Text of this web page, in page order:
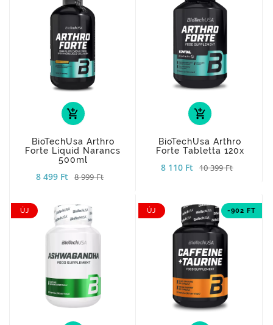
add_shopping_cart
BioTechUsa Arthro
Forte Liquid Narancs
500ml
8 499 Ft 8 999 Ft
add_shopping_cart
BioTechUsa Arthro
Forte Tabletta 120x
8 110 Ft 10 399 Ft
ÚJ ÚJ -902 FT